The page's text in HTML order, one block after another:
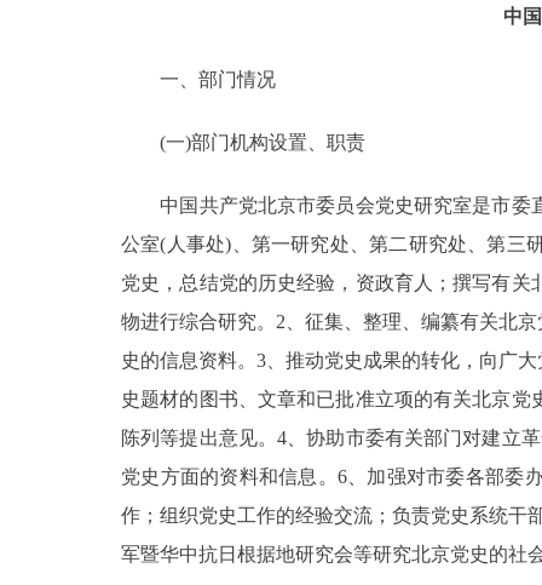
政务服务
个人服务
便民服务
政民互动
中
一、部门情况
(一)部门机构设置、职责
中国共产党北京市委员会党史研究室是市委
公室(人事处)、第一研究处、第二研究处、第三
党史，总结党的历史经验，资政育人；撰写有
物进行综合研究。2、征集、整理、编纂有关北
史的信息资料。3、推动党史成果的转化，向广
史题材的图书、文章和已批准立项的有关北京
陈列等提出意见。4、协助市委有关部门对建立
党史方面的资料和信息。6、加强对市委各部委
作；组织党史工作的经验交流；负责党史系统干
军暨华中抗日根据地研究会等研究北京党史的社